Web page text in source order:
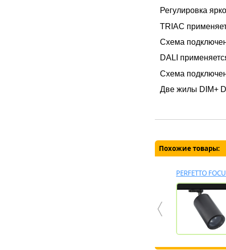
Регулировка
TRIAC
Схема
DALI
Схема
Две жилы DIM+
Похожие товары:
PERFETTO